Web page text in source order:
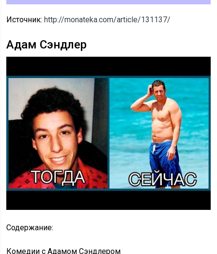
Источник: http://monateka.com/article/131137/
Адам Сэндлер
Содержание:
Комедии с Адамом Сэндлером